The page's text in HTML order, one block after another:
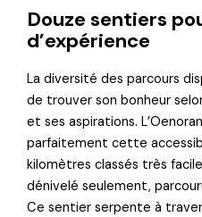
Douze sentiers
d’expérience
La diversité des parcours
de trouver son bonheur
et ses aspirations.
parfaitement cette
kilomètres classés très
dénivelé seulement,
Ce sentier serpente à